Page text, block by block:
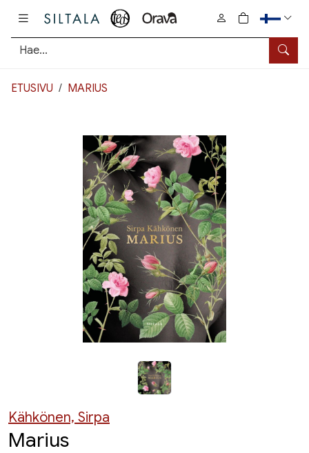
Hae
0
tuotetta
ETUSIVU MARIUS
Kähkönen, Sirpa
Marius